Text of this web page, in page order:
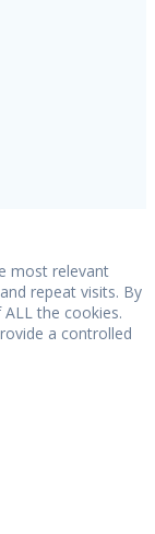
most relevant
repeat visits. By
the cookies.
a controlled